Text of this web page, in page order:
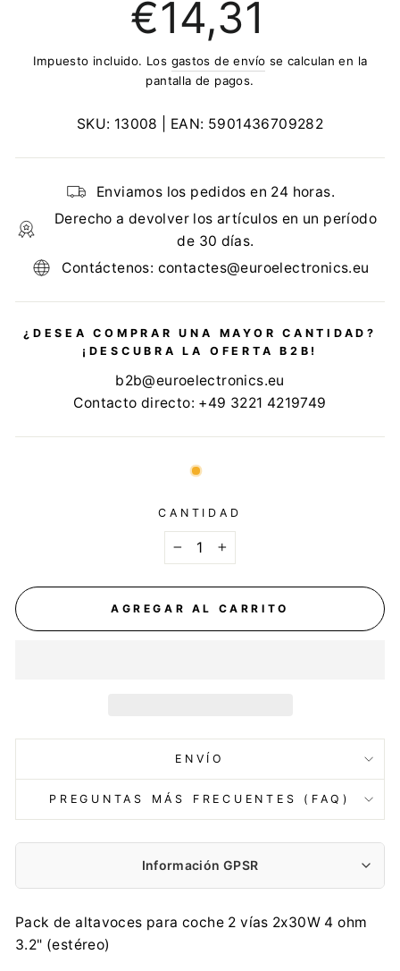
regular
€14,31
Impuesto incluido. Los gastos de envío se calculan en la
pantalla de pagos.
SKU: 13008 | EAN: 5901436709282
Enviamos los pedidos en 24 horas.
Derecho a devolver los artículos en un período
de 30 días.
Contáctenos: contactes@euroelectronics.eu
¿DESEA COMPRAR UNA MAYOR CANTIDAD?
¡DESCUBRA LA OFERTA B2B!
b2b@euroelectronics.eu
Contacto directo: +49 3221 4219749
CANTIDAD
AGREGAR AL CARRITO
ENVÍO
PREGUNTAS MÁS FRECUENTES (FAQ)
Información GPSR
Fabricante:
Lechpol Electronics Leszek Sp. k.
Garwolińska 1, 08-400 Miętne
Pack de altavoces para coche 2 vías 2x30W 4 ohm
3.2" (estéreo)